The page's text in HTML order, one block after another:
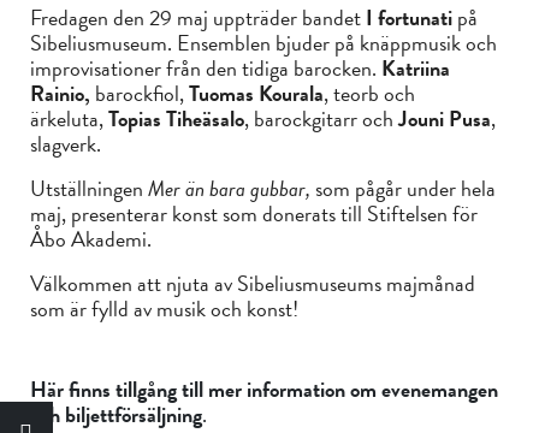
Fredagen den 29 maj uppträder bandetI fortunatipå
Sibeliusmuseum. Ensemblen bjuder på knäppmusik och
improvisationer från den tidiga barocken. Katriina
Rainio, barockfiol,Tuomas Kourala, teorb och
ärkeluta,Topias Tiheäsalo, barockgitarr ochJouniPusa,
slagverk.
UtställningenMer än bara gubbar,som pågår under hela
maj, presenterar konst som donerats till Stiftelsen för
Åbo Akademi.
Välkommen att njuta av Sibeliusmuseums majmånad
som är fylld av musik och konst!
Här finns tillgång till mer information om evenemangen
och biljettförsäljning.